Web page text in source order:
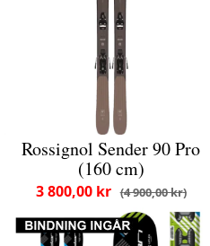
Rossignol Sender 90 Pro
(160 cm)
4 900,00 kr
3 800,00 kr